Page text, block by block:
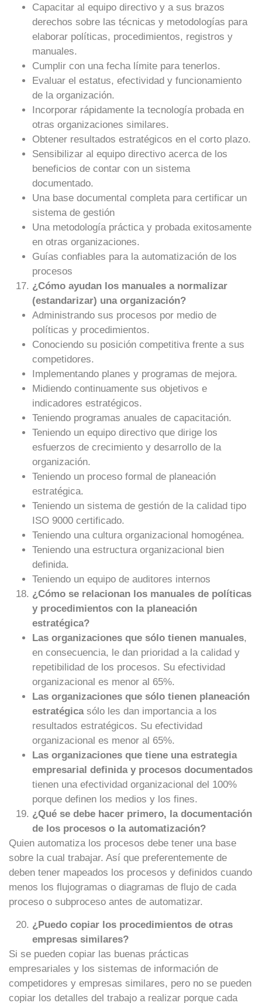
Capacitar al equipo directivo y a sus brazos
derechos sobre las técnicas y metodologías para
elaborar políticas, procedimientos, registros y
manuales.
Cumplir con una fecha límite para tenerlos.
Evaluar el estatus, efectividad y funcionamiento
de la organización.
Incorporar rápidamente la tecnología probada en
otras organizaciones similares.
Obtener resultados estratégicos en el corto plazo.
Sensibilizar al equipo directivo acerca de los
beneficios de contar con un sistema
documentado.
Una base documental completa para certificar un
sistema de gestión
Una metodología práctica y probada exitosamente
en otras organizaciones.
Guías confiables para la automatización de los
procesos
¿Cómo ayudan los manuales a normalizar
(estandarizar) una organización?
Administrando sus procesos por medio de
políticas y procedimientos.
Conociendo su posición competitiva frente a sus
competidores.
Implementando planes y programas de mejora.
Midiendo continuamente sus objetivos e
indicadores estratégicos.
Teniendo programas anuales de capacitación.
Teniendo un equipo directivo que dirige los
esfuerzos de crecimiento y desarrollo de la
organización.
Teniendo un proceso formal de planeación
estratégica.
Teniendo un sistema de gestión de la calidad tipo
ISO 9000 certificado.
Teniendo una cultura organizacional homogénea.
Teniendo una estructura organizacional bien
definida.
Teniendo un equipo de auditores internos
¿Cómo se relacionan los manuales de políticas
y procedimientos con la planeación
estratégica?
Las organizaciones que sólo tienen manuales,
en consecuencia, le dan prioridad a la calidad y
repetibilidad de los procesos. Su efectividad
organizacional es menor al 65%.
Las organizaciones que sólo tienen planeación
estratégicasólo les dan importancia a los
resultados estratégicos. Su efectividad
organizacional es menor al 65%.
Las organizaciones que tiene una estrategia
empresarial definida y procesos documentados
tienen una efectividad organizacional del 100%
porque definen los medios y los fines.
¿Qué se debe hacer primero, la documentación
de los procesos o la automatización?
Quien automatiza los procesos debe tener una base
sobre la cual trabajar. Así que preferentemente de
deben tener mapeados los procesos y definidos cuando
menos los flujogramas o diagramas de flujo de cada
proceso o subproceso antes de automatizar.
¿Puedo copiar los procedimientos de otras
empresas similares?
Si se pueden copiar las buenas prácticas
empresariales y los sistemas de información de
competidores y empresas similares, pero no se pueden
copiar los detalles del trabajo a realizar porque cada